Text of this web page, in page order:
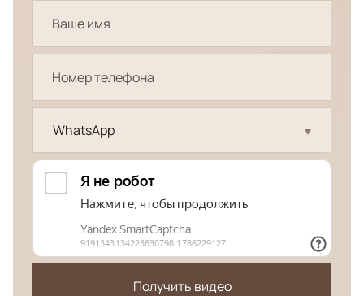
WhatsApp
Получить видео